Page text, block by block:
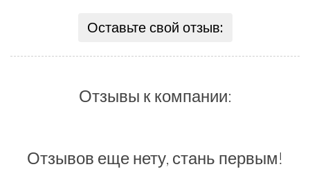
Оставьте свой отзыв:
Отзывы к компании:
Отзывов еще нету, стань первым!